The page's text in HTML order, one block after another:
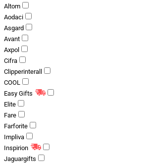
Altom
Aodaci
Asgard
Avant
Axpol
Cifra
Clipperinterall
COOL
Easy Gifts
Elite
Fare
Farforite
Impliva
Inspirion
Jaguargifts